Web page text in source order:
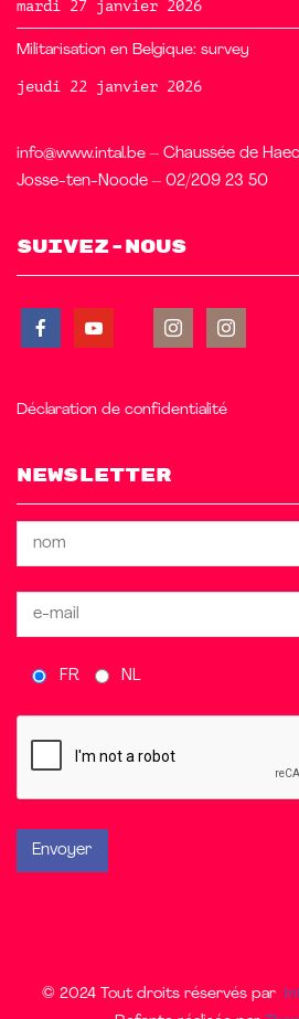
mardi 27 janvier 2026
Militarisation en Belgique: survey
jeudi 22 janvier 2026
info@www.intal.be – Chaussée de
Josse-ten-Noode – 02/209 23 50
Suivez-nous
Déclaration de confidentialité
Newsletter
FR NL
© 2024 Tout droits réservés par